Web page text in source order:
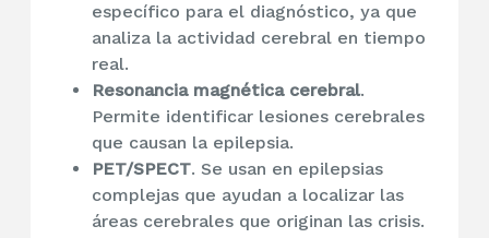
específico para el diagnóstico, ya que
analiza la actividad cerebral en tiempo
real.
Resonancia magnética cerebral.
Permite identificar lesiones cerebrales
que causan la epilepsia.
PET/SPECT. Se usan en epilepsias
complejas que ayudan a localizar las
áreas cerebrales que originan las crisis.